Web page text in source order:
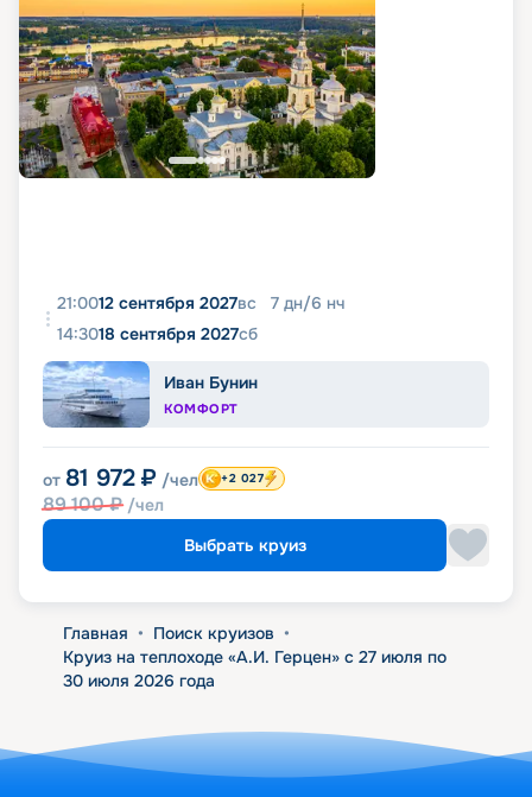
21:0012 сентября 2027вс 7 дн/6 нч
14:3018 сентября 2027сб
Иван Бунин
КОМФОРТ
от 81 972 ₽ /чел
89 100₽ /чел
+2 027
Выбрать круиз
Главная • Поиск круизов •
Круиз на теплоходе «А.И. Герцен» с 27 июля по
30 июля 2026 года